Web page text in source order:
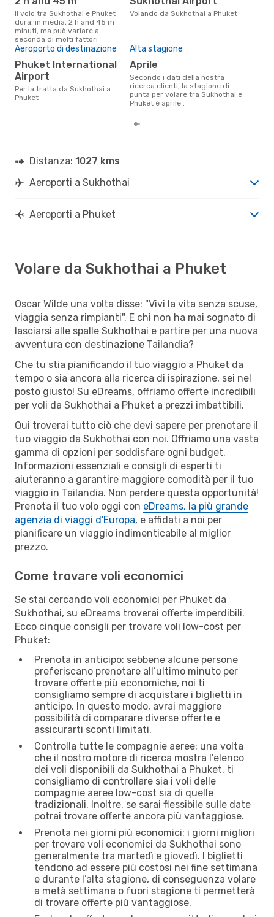
Il volo tra Sukhothai e Phuket
dura, in media, 2 h and 45 m
minuti, ma può variare a
seconda di molti fattori
Volando da Sukhothai a Phuket
Aeroporto di destinazione
Phuket International
Airport
Per la tratta da Sukhothai a
Phuket
Alta stagione
aprile
Secondo i dati della nostra
ricerca clienti, la stagione di
punta per volare tra Sukhothai e
Phuket è aprile .
Distanza: 1027 kms
Aeroporti a Sukhothai
Aeroporti a Phuket
Volare da Sukhothai a Phuket
Oscar Wilde una volta disse: "Vivi la vita senza scuse,
viaggia senza rimpianti". E chi non ha mai sognato di
lasciarsi alle spalle Sukhothai e partire per una nuova
avventura con destinazione Tailandia?
Che tu stia pianificando il tuo viaggio a Phuket da
tempo o sia ancora alla ricerca di ispirazione, sei nel
posto giusto! Su eDreams, offriamo offerte incredibili
per voli da Sukhothai a Phuket a prezzi imbattibili.
Qui troverai tutto ciò che devi sapere per prenotare il
tuo viaggio da Sukhothai con noi. Offriamo una vasta
gamma di opzioni per soddisfare ogni budget.
Informazioni essenziali e consigli di esperti ti
aiuteranno a garantire maggiore comodità per il tuo
viaggio in Tailandia. Non perdere questa opportunità!
Prenota il tuo volo oggi con eDreams, la più grande
agenzia di viaggi d'Europa, e affidati a noi per
pianificare un viaggio indimenticabile al miglior
prezzo.
Come trovare voli economici
Se stai cercando voli economici per Phuket da
Sukhothai, su eDreams troverai offerte imperdibili.
Ecco cinque consigli per trovare voli low-cost per
Phuket:
Prenota in anticipo: sebbene alcune persone
preferiscano prenotare all’ultimo minuto per
trovare offerte più economiche, noi ti
consigliamo sempre di acquistare i biglietti in
anticipo. In questo modo, avrai maggiore
possibilità di comparare diverse offerte e
assicurarti sconti limitati.
Controlla tutte le compagnie aeree: una volta
che il nostro motore di ricerca mostra l'elenco
dei voli disponibili da Sukhothai a Phuket, ti
consigliamo di controllare sia i voli delle
compagnie aeree low-cost sia di quelle
tradizionali. Inoltre, se sarai flessibile sulle date
potrai trovare offerte ancora più vantaggiose.
Prenota nei giorni più economici: i giorni migliori
per trovare voli economici da Sukhothai sono
generalmente tra martedì e giovedì. I biglietti
tendono ad essere più costosi nei fine settimana
e durante l’alta stagione, di conseguenza volare
a metà settimana o fuori stagione ti permetterà
di trovare offerte più vantaggiose.